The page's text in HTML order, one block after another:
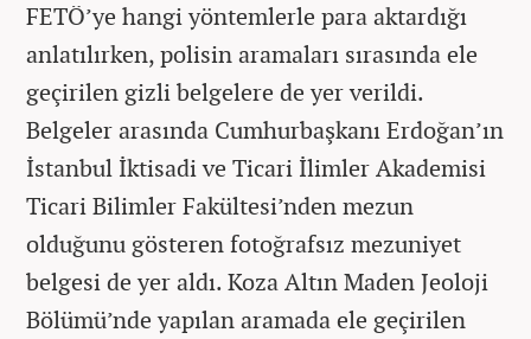
FETÖ’ye hangi yöntemlerle para aktardığı
anlatılırken, polisin aramaları sırasında ele
geçirilen gizli belgelere de yer verildi.
Belgeler arasında Cumhurbaşkanı Erdoğan’ın
İstanbul İktisadi ve Ticari İlimler Akademisi
Ticari Bilimler Fakültesi’nden mezun
olduğunu gösteren fotoğrafsız mezuniyet
belgesi de yer aldı. Koza Altın Maden Jeoloji
Bölümü’nde yapılan aramada ele geçirilen